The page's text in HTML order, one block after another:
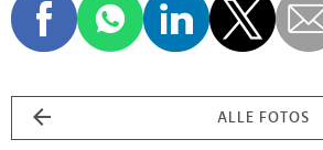
ALLE FOTOS